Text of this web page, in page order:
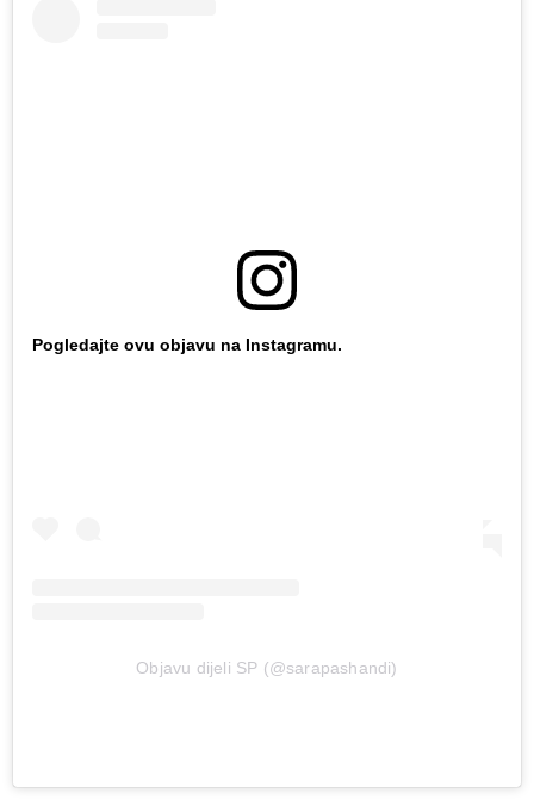
Pogledajte ovu objavu na Instagramu.
Objavu dijeli SP (@sarapashandi)